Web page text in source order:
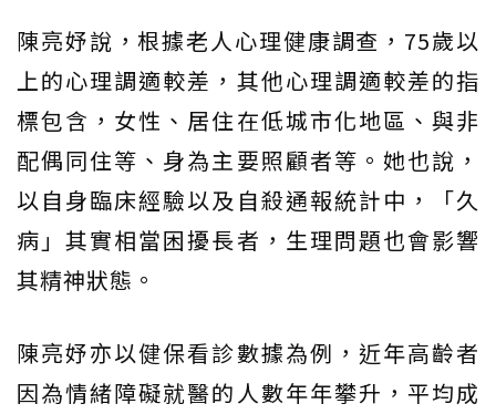
陳亮妤說，根據老人心理健康調查，75歲以
上的心理調適較差，其他心理調適較差的指
標包含，女性、居住在低城市化地區、與非
配偶同住等、身為主要照顧者等。她也說，
以自身臨床經驗以及自殺通報統計中，「久
病」其實相當困擾長者，生理問題也會影響
其精神狀態。
陳亮妤亦以健保看診數據為例，近年高齡者
因為情緒障礙就醫的人數年年攀升，平均成